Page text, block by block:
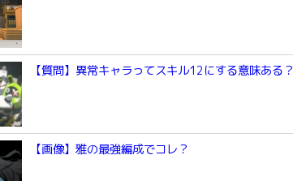
【質問】異常キャラってスキル12にする意味ある？
【画像】雅の最強編成でコレ？